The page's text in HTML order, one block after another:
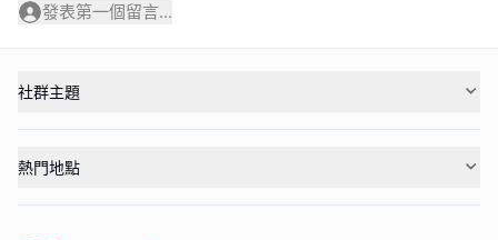
發表第一個留言...
社群主題
熱門地點